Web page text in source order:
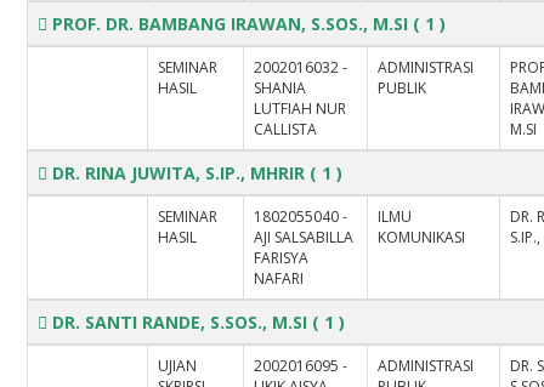
PROF. DR. BAMBANG IRAWAN, S.SOS., M.SI ( 1 )
SEMINAR
HASIL
2002016032 -
SHANIA
LUTFIAH NUR
CALLISTA
ADMINISTRASI
PUBLIK
M.SI
DR. RINA JUWITA, S.IP., MHRIR ( 1 )
SEMINAR
HASIL
1802055040 -
AJI SALSABILLA
FARISYA
NAFARI
ILMU
KOMUNIKASI
DR.
DR. SANTI RANDE, S.SOS., M.SI ( 1 )
UJIAN
2002016095 -
ADMINISTRASI
DR.